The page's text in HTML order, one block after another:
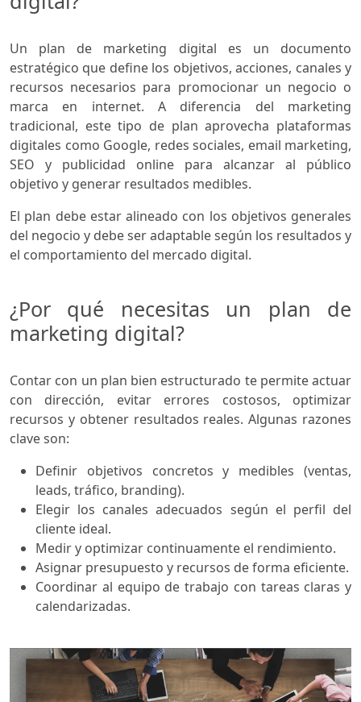
Un plan de marketing digital es un documento
estratégico que define los objetivos, acciones, canales y
recursos necesarios para promocionar un negocio o
marca en internet. A diferencia del marketing
tradicional, este tipo de plan aprovecha plataformas
digitales como Google, redes sociales, email marketing,
SEO y publicidad online para alcanzar al público
objetivo y generar resultados medibles.
El plan debe estar alineado con los objetivos generales
del negocio y debe ser adaptable según los resultados y
el comportamiento del mercado digital.
¿Por qué necesitas un plan de
marketing digital?
Contar con un plan bien estructurado te permite actuar
con dirección, evitar errores costosos, optimizar
recursos y obtener resultados reales. Algunas razones
clave son:
Definir objetivos concretos y medibles (ventas,
leads, tráfico, branding).
Elegir los canales adecuados según el perfil del
cliente ideal.
Medir y optimizar continuamente el rendimiento.
Asignar presupuesto y recursos de forma eficiente.
Coordinar al equipo de trabajo con tareas claras y
calendarizadas.